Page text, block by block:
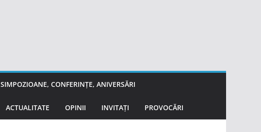
SIMPOZIOANE, CONFERINȚE, ANIVERSĂRI
ACTUALITATE OPINII INVITAȚI PROVOCĂRI